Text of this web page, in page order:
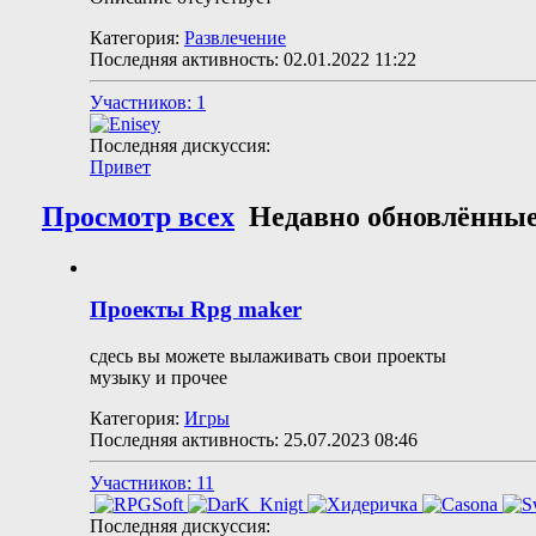
Категория: Развлечение
Последняя активность: 02.01.2022 11:22
Участников: 1
Последняя дискуссия:
Привет
Просмотр всех Недавно
Проекты Rpg maker
сдесь вы можете вылаживать свои проекты
музыку и прочее
Категория: Игры
Последняя активность: 25.07.2023 08:46
Участников: 11
Последняя дискуссия: